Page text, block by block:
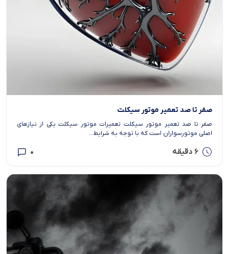
صفر تا صد تعمیر موتور سیکلت
صفر تا صد تعمیر موتور سیکلت تعمیرات موتور سیکلت یکی از نیازهای
اصلی موتورسواران است که با توجه به شرایط...
6 دقیقه 0